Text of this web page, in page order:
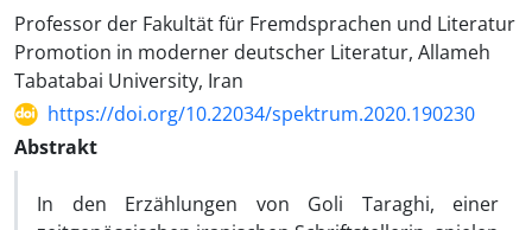
Professor der Fakultät für Fremdsprachen und Literatur
Promotion in moderner deutscher Literatur, Allameh
Tabatabai University, Iran
https://doi.org/10.22034/spektrum.2020.190230
Abstrakt
In den Erzählungen von Goli Taraghi, einer